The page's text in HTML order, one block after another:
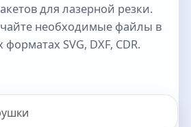
для лазерной резки.
необходимые файлы в
SVG, DXF, CDR.